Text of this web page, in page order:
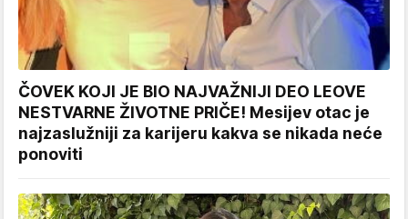
ČOVEK KOJI JE BIO NAJVAŽNIJI DEO LEOVE
NESTVARNE ŽIVOTNE PRIČE! Mesijev otac je
najzaslužniji za karijeru kakva se nikada neće
ponoviti